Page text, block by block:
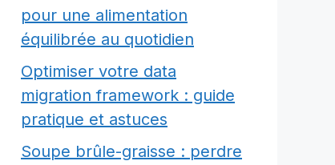
pour une alimentation
équilibrée au quotidien
Optimiser votre data
migration framework : guide
pratique et astuces
Soupe brûle-graisse : perdre